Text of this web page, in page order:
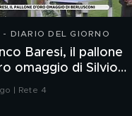
- DIARIO DEL GIORNO
Baresi, il pallone
omaggio di Silvio
| Rete 4